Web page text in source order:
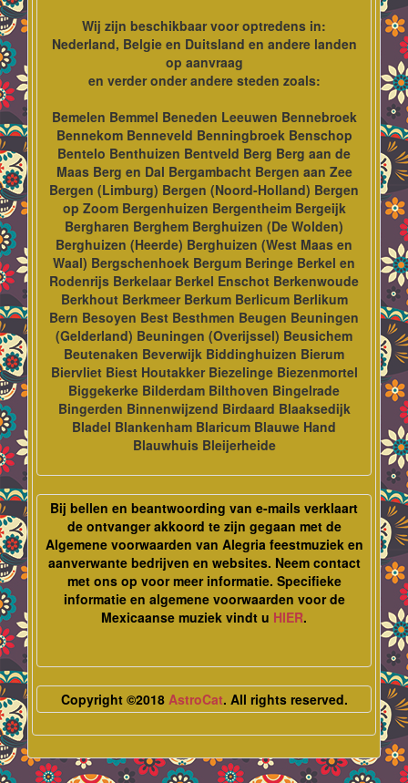
Wij zijn beschikbaar voor optredens in:
Nederland, Belgie en Duitsland en andere landen
op aanvraag
en verder onder andere steden zoals:
Bemelen Bemmel Beneden Leeuwen Bennebroek
Bennekom Benneveld Benningbroek Benschop
Bentelo Benthuizen Bentveld Berg Berg aan de
Maas Berg en Dal Bergambacht Bergen aan Zee
Bergen (Limburg) Bergen (Noord-Holland) Bergen
op Zoom Bergenhuizen Bergentheim Bergeijk
Bergharen Berghem Berghuizen (De Wolden)
Berghuizen (Heerde) Berghuizen (West Maas en
Waal) Bergschenhoek Bergum Beringe Berkel en
Rodenrijs Berkelaar Berkel Enschot Berkenwoude
Berkhout Berkmeer Berkum Berlicum Berlikum
Bern Besoyen Best Besthmen Beugen Beuningen
(Gelderland) Beuningen (Overijssel) Beusichem
Beutenaken Beverwijk Biddinghuizen Bierum
Biervliet Biest Houtakker Biezelinge Biezenmortel
Biggekerke Bilderdam Bilthoven Bingelrade
Bingerden Binnenwijzend Birdaard Blaaksedijk
Bladel Blankenham Blaricum Blauwe Hand
Blauwhuis Bleijerheide
Bij bellen en beantwoording van e-mails verklaart
de ontvanger akkoord te zijn gegaan met de
Algemene voorwaarden van Alegria feestmuziek en
aanverwante bedrijven en websites. Neem contact
met ons op voor meer informatie. Specifieke
informatie en algemene voorwaarden voor de
Mexicaanse muziek vindt u HIER.
Copyright ©2018 AstroCat. All rights reserved.